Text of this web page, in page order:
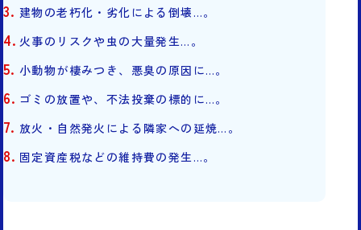
建物の老朽化・劣化による倒壊…。
火事のリスクや虫の大量発生…。
小動物が棲みつき、悪臭の原因に…。
ゴミの放置や、不法投棄の標的に…。
放火・自然発火による隣家への延焼…。
固定資産税などの維持費の発生…。